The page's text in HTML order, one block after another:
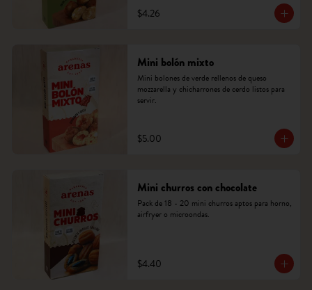
$4.26
Mini bolón mixto
Mini bolones de verde rellenos de queso
mozzarella y chicharrones de cerdo listos para
servir.
$5.00
Mini churros con chocolate
Pack de 18 - 20 mini churros aptos para horno,
airfryer o microondas.
$4.40